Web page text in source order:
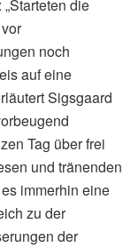
die
noch
auf eine
Sigsgaard
Tag über frei
und tränenden
immerhin eine
zu der
der